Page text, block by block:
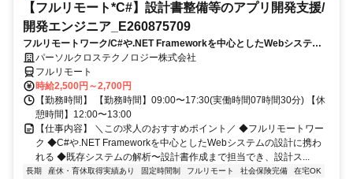
【フルリモート*C#】設計書整備等のアプリ開発支援/
開発エンジニア_E260875709
フルリモートワーク/C#や.NET Frameworkを中心としたWebシステム
の設計に携われる/既存システムの解析〜設計書作成まで担当でき、設計
スキルを磨ける
パーソルクロステクノロジー株式会社
フルリモート
時給2,500円～2,700円
【勤務時間】 【勤務時間】09:00〜17:30(実働時間07時間30分) 【休
憩時間】12:00〜13:00
【仕事内容】 ＼この求人のおすすめポイント／ ◆フルリモートワー
ク ◆C#や.NET Frameworkを中心としたWebシステムの設計に携わ
れる ◆既存システムの解析〜設計書作成まで担当でき、設計ス...
長期 産休・育休取得実績あり 固定時間制 フルリモート 社会保険完備
在宅OK